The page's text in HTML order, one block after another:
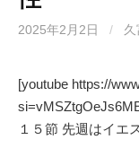
2025年2月2日 /
[youtube https://
１５節 先週はイエ